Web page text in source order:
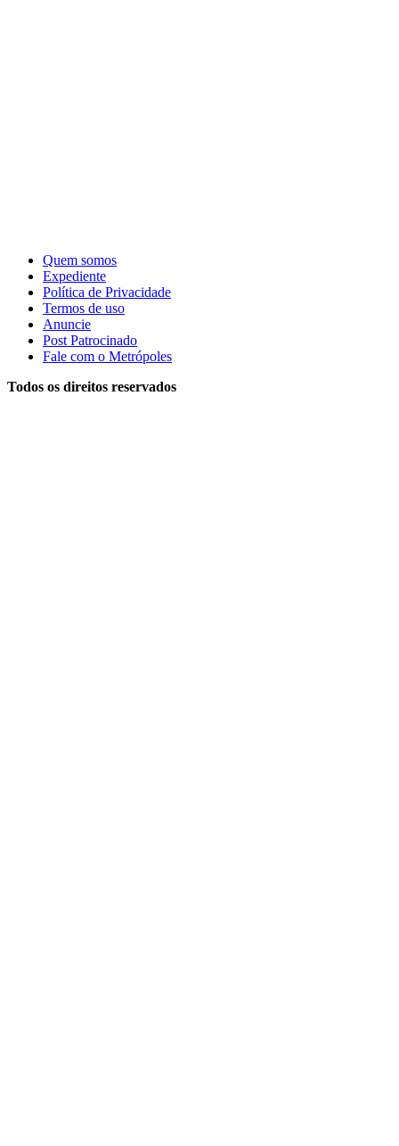
Quem somos
Expediente
Política de Privacidade
Termos de uso
Anuncie
Post Patrocinado
Fale com o Metrópoles
Todos os direitos reservados